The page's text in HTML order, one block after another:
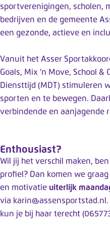
sportverenigingen, scholen,
bedrijven en de gemeente
een gezonde, actieve en
Vanuit het Asser
Goals, Mix 'n Move, School &
Diensttijd (MDT) stimuleren
sporten en te bewegen.
verbindende en aanjagende
Enthousiast?
Wil jij het verschil maken,
profiel? Dan komen we
en motivatie uiterlijk
via karin@assensportstad.nl
kun je bij haar terecht